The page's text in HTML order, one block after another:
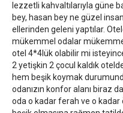
lezzetli kahvaltılarıyla güne
bey, hasan bey ne güzel
ellerinden geleni yaptılar.
mükemmel odalar
otel 4*4lük olabilir mi
2 yetişkin 2 çocul kaldık
hem beşik koymak
odanızın konfor alanı biraz
oda o kadar ferah ve o